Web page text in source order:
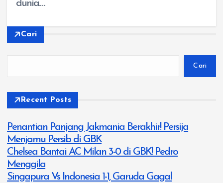
dunia.…
Cari
Cari
Recent Posts
Penantian Panjang Jakmania Berakhir! Persija
Menjamu Persib di GBK
Chelsea Bantai AC Milan 3-0 di GBK! Pedro
Menggila
Singapura Vs Indonesia 1-1, Garuda Gagal